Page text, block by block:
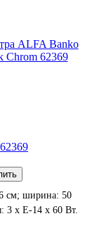
62369
см; ширина: 50
3 х Е-14 х 60 Вт.